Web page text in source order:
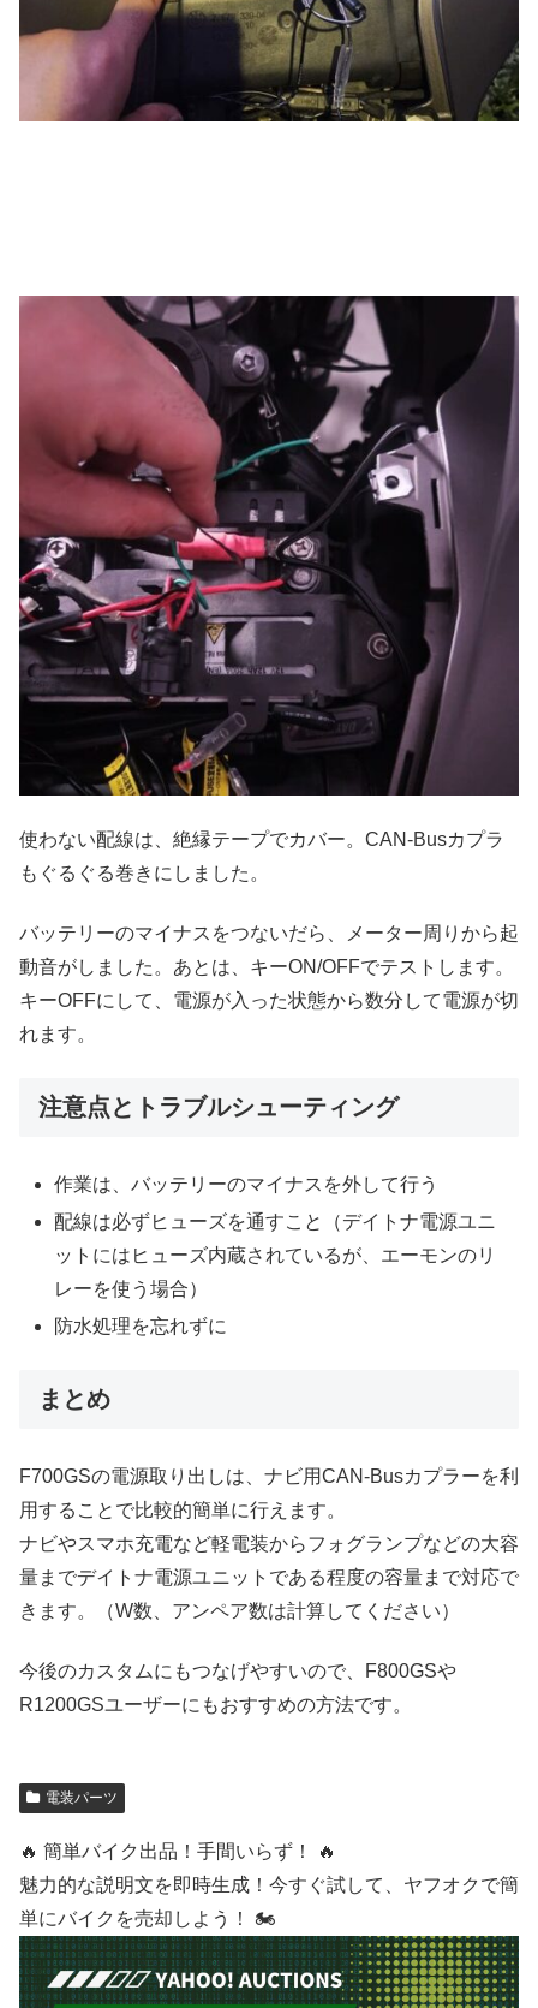
使わない配線は、絶縁テープでカバー。CAN-Busカプラ
もぐるぐる巻きにしました。
バッテリーのマイナスをつないだら、メーター周りから起
動音がしました。あとは、キーON/OFFでテストします。
キーOFFにして、電源が入った状態から数分して電源が切
れます。
注意点とトラブルシューティング
作業は、バッテリーのマイナスを外して行う
配線は必ずヒューズを通すこと（デイトナ電源ユニ
ットにはヒューズ内蔵されているが、エーモンのリ
レーを使う場合）
防水処理を忘れずに
まとめ
F700GSの電源取り出しは、ナビ用CAN-Busカプラーを利
用することで比較的簡単に行えます。
ナビやスマホ充電など軽電装からフォグランプなどの大容
量までデイトナ電源ユニットである程度の容量まで対応で
きます。（W数、アンペア数は計算してください）
今後のカスタムにもつなげやすいので、F800GSや
R1200GSユーザーにもおすすめの方法です。
電装パーツ
🔥 簡単バイク出品！手間いらず！ 🔥
魅力的な説明文を即時生成！今すぐ試して、ヤフオクで簡
単にバイクを売却しよう！ 🏍️